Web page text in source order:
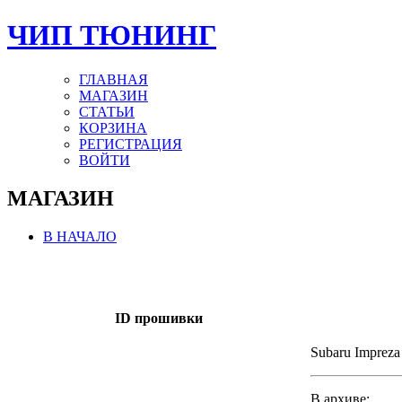
ЧИП ТЮНИНГ
ГЛАВНАЯ
МАГАЗИН
СТАТЬИ
КОРЗИНА
РЕГИСТРАЦИЯ
ВОЙТИ
МАГАЗИН
В НАЧАЛО
ID прошивки
Subaru Impreza
В архиве: